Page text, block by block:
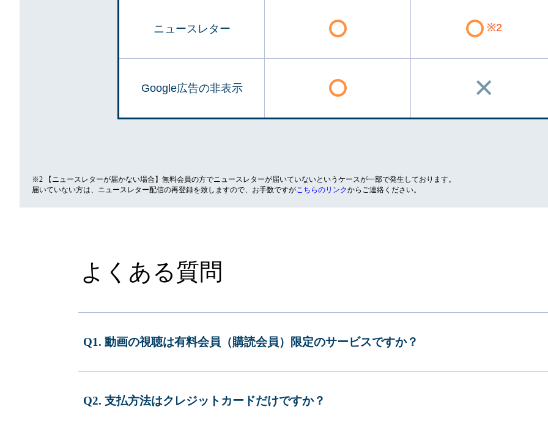
ニュースレター ※2
Google広告の非表示
※2 【ニュースレターが届かない場合】無料会員の方でニュースレターが届いていないというケースが一部で発生しております。
届いていない方は、ニュースレター配信の再登録を致しますので、お手数ですがこちらのリンクからご連絡ください。
よくある質問
Q1. 動画の視聴は有料会員（購読会員）限定のサービスですか？
Q2. 支払方法はクレジットカードだけですか？